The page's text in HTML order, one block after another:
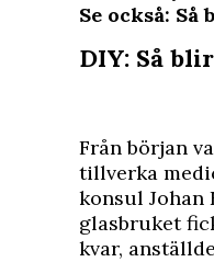
Se också:
DIY: Så
Från början
tillverka
konsul Johan
glasbruket
kvar,